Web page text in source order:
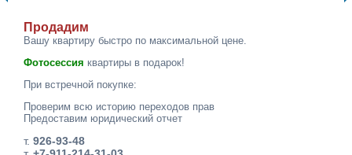
Продадим
Вашу квартиру быстро по максимальной цене.
Фотосессия квартиры в подарок!
При встречной покупке:
Проверим всю историю переходов прав
Предоставим юридический отчет
т. 926-93-48